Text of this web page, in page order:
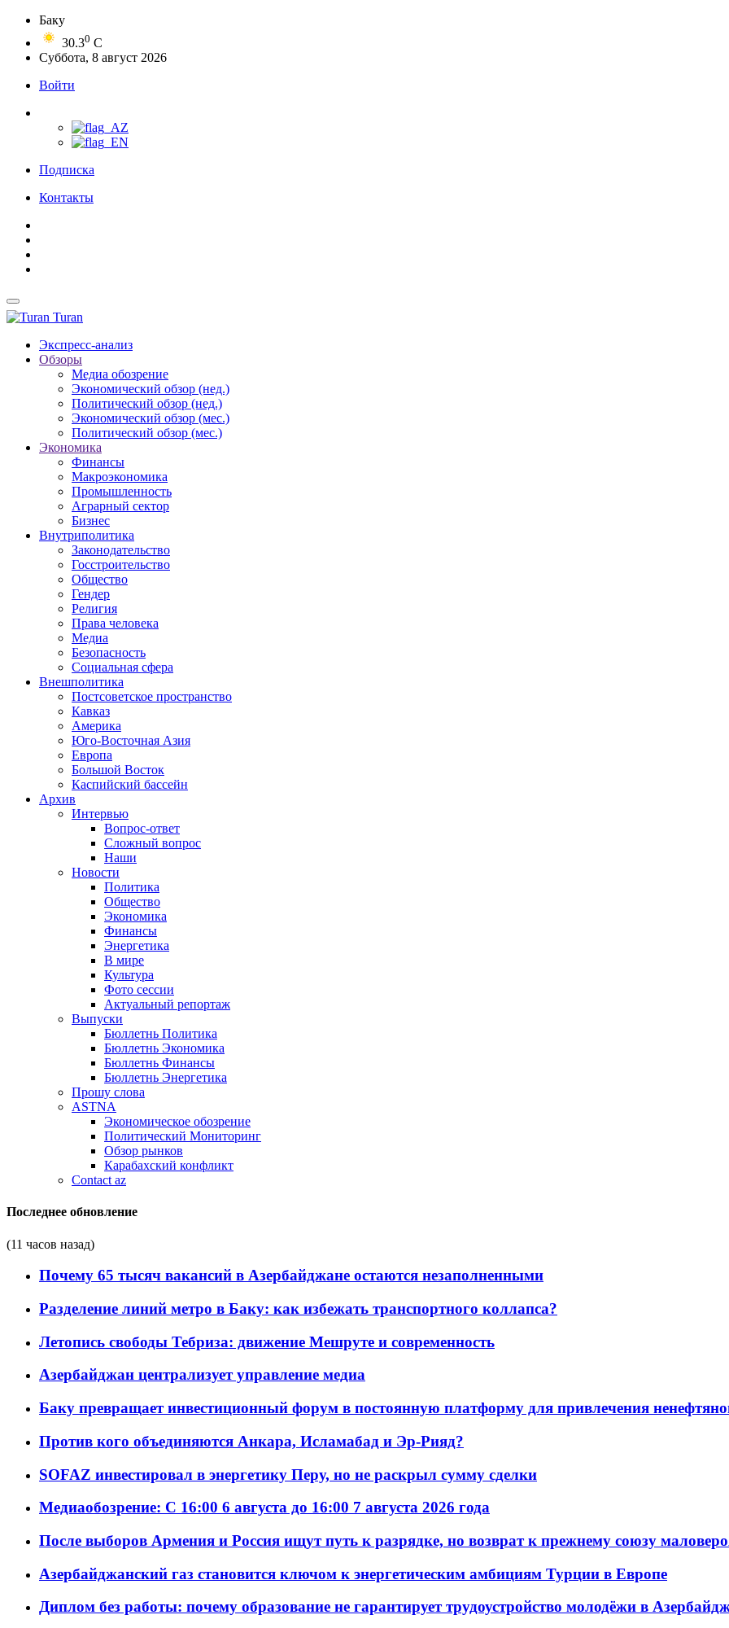
Баку
30.30 C
Суббота, 8 август 2026
Войти
Подписка
Контакты
Turan
Экспресс-анализ
Обзоры
Медиа обозрение
Экономический обзор (нед.)
Политический обзор (нед.)
Экономический обзор (мес.)
Политический обзор (мес.)
Экономика
Финансы
Макроэкономика
Промышленность
Аграрный сектор
Бизнес
Внутриполитика
Законодательство
Госстроительство
Общество
Гендер
Религия
Права человека
Медиа
Безопасность
Социальная сфера
Внешполитика
Постсоветское пространство
Кавказ
Америка
Юго-Восточная Азия
Европа
Большой Восток
Каспийский бассейн
Архив
Интервью
Вопрос-ответ
Сложный вопрос
Наши
Новости
Политика
Общество
Экономика
Финансы
Энергетика
В мире
Культура
Фото сессии
Актуальный репортаж
Выпуски
Бюллетнь Политика
Бюллетнь Экономика
Бюллетнь Финансы
Бюллетнь Энергетика
Прошу слова
ASTNA
Экономическое обозрение
Политический Мониторинг
Обзор рынков
Карабахский конфликт
Contact az
Последнее обновление
(11 часов назад)
Почему 65 тысяч вакансий в Азербайджане остаются незаполненными
Разделение линий метро в Баку: как избежать транспортного коллапса?
Летопись свободы Тебриза: движение Мешруте и современность
Азербайджан централизует управление медиа
Баку превращает инвестиционный форум в постоянную платформу для привлечения
Против кого объединяются Анкара, Исламабад и Эр-Рияд?
SOFAZ инвестировал в энергетику Перу, но не раскрыл сумму сделки
Медиаобозрение: С 16:00 6 августа до 16:00 7 августа 2026 года
После выборов Армения и Россия ищут путь к разрядке, но возврат к прежнему союзу
Азербайджанский газ становится ключом к энергетическим амбициям Турции в Европе
Диплом без работы: почему образование не гарантирует трудоустройство молодёжи в